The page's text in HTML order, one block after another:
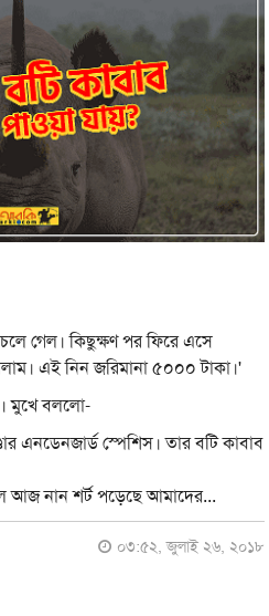
গেল। কিছুক্ষণ পর ফিরে এসে
এই নিন জরিমানা ৫০০০ টাকা।'
মুখে বললো-
এনডেনজার্ড স্পেশিস। তার বটি কাবাব
আজ নান শর্ট পড়েছে আমাদের...
০৩:৫২, জুলাই ২৬, ২০১৮